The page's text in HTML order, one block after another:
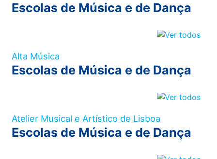
Escolas de Música e de Dança
Alta Música
Escolas de Música e de Dança
Atelier Musical e Artístico de Lisboa
Escolas de Música e de Dança